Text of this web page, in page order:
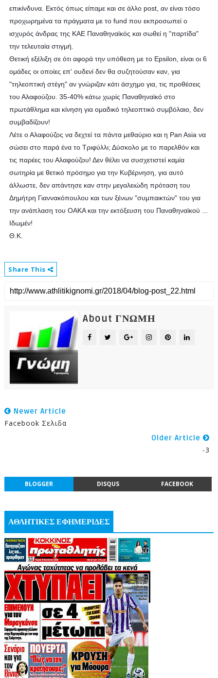
επικίνδυνα. Εκτός όπως είπαμε και σε άλλο post, αν είναι τόσο
προχωρημένα τα πράγματα με το fund που εκπροσωπεί ο
ισχυρός άνδρας της ΚΑΕ Παναθηναϊκός και σωθεί η "παρτίδα"
την τελευταία στιγμή.
Θετική εξέλιξη σε ότι αφορά την υπόθεση με το Epsilon, είναι οι 6
ομάδες οι οποίες επ' ουδενί δεν θα συζητούσαν καν, για
"τηλεοπτική στέγη" αν γνώριζαν κάτι άσχημο για, τις προθέσεις
του Αλαφούζου. 35-40% κάτω χωρίς Παναθηναϊκό στο
πρωτάθλημα και κίνηση για ομαδικό τηλεοπτικό συμβόλαιο, δεν
συμβαδίζουν!
Λέτε ο Αλαφούζος να δεχτεί τα πάντα μεθαύριο και η Pan Asia να
σώσει στο παρά ένα το Τριφύλλι; Δύσκολο με το παρελθόν και
τις παρέες του Αλαφούζου! Δεν θέλει να συσχετιστεί καμία
σωτηρία με θετικό πρόσημο για την Κυβέρνηση, για αυτό
άλλωστε, δεν απάντησε καν στην μεγαλειώδη πρόταση του
Δημήτρη Γιαννακόπουλου και των ξένων "συμπαικτών" του για
την ανάπλαση του ΟΑΚΑ και την εκτόξευση του Παναθηναϊκού ...
Ιδωμέν!
Θ.Κ.
Share This
About ΓΝΩΜΗ
Newer Article
Facebook Σελιδα
Older Article
-3
BLOGGER DISQUS FACEBOOK
ΑΘΛΗΤΙΚΕΣ ΕΦΗΜΕΡΙΔΕΣ